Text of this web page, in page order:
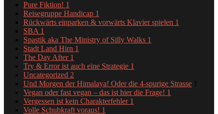
Pure Fiktion! 1
Reisegruppe Handicap 1
Rückwärts einparken & vorwärts Klavier spielen 1
SBA 1
Spastik aka The Ministry of Silly Walks 1
Stadt Land Hirn 1
The Day After 1
Try & Error ist auch eine Strategie 1
Uncategorized 2
Und Morgen der Himalaya! Oder die 4-spurige Strasse 1
Vegan oder fast vegan – das ist hier die Frage! 1
Vergessen ist kein Charakterfehler 1
Volle Schubkraft voraus! 1